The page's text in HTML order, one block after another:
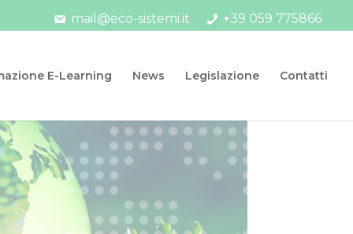
mail@eco-sistemi.it +39 059 775866
E-Learning News Legislazione Contatti